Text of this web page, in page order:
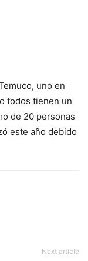
uno en
todos tienen un
de 20 personas
este año debido
Next article